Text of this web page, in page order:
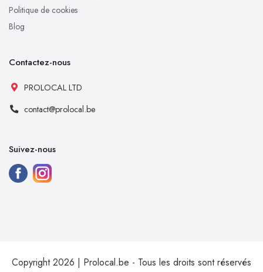
Politique de cookies
Blog
Contactez-nous
PROLOCAL LTD
contact@prolocal.be
Suivez-nous
Copyright 2026 | Prolocal.be - Tous les droits sont réservés